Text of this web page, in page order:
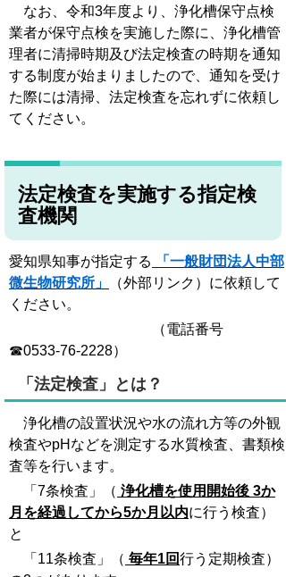
なお、令和3年度より、浄化槽保守点検
業者が保守点検を実施した際に、浄化槽管
理者に清掃時期及び法定検査の時期を通知
する制度が始まりましたので、通知を受け
た際には清掃、法定検査を忘れずに依頼し
てください。
法定検査を実施する指定検
査機関
愛知県知事が指定する
「一般財団法人中部
微生物研究所」
（外部リンク）に依頼して
ください。
（電話番号
☎0533-76-2228）
「法定検査」とは？
浄化槽の設置状況や水の流れ方等の外観
検査やpHなどを測定する水質検査、書類検
査等を行います。
「7条検査」（ 浄化槽を使用開始後 3か
月を経過してから5か月以内に行う検査）
と
「11条検査」（ 毎年1回行う定期検査）